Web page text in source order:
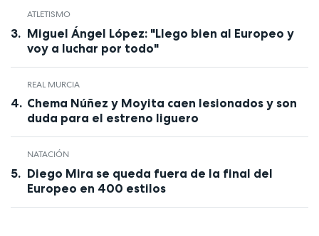
ATLETISMO
Miguel Ángel López: "Llego bien al Europeo y
voy a luchar por todo"
REAL MURCIA
Chema Núñez y Moyita caen lesionados y son
duda para el estreno liguero
NATACIÓN
Diego Mira se queda fuera de la final del
Europeo en 400 estilos